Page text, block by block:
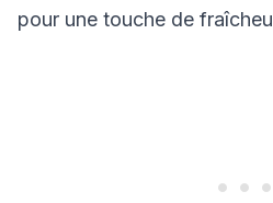
pour une touche de